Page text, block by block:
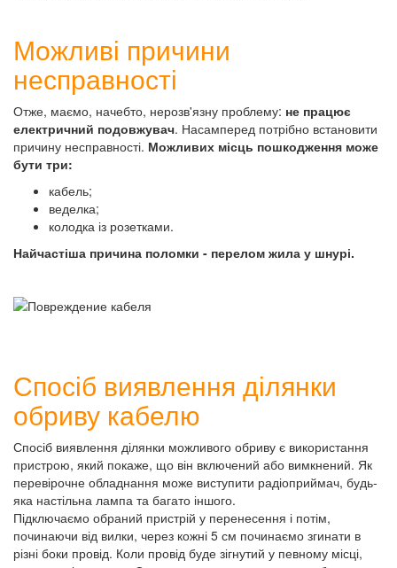
Можливі причини
несправності
Отже, маємо, начебто, нерозв'язну проблему: не працює
електричний подовжувач. Насамперед потрібно встановити
причину несправності. Можливих місць пошкодження може
бути три:
кабель;
веделка;
колодка із розетками.
Найчастіша причина поломки - перелом жила у шнурі.
Спосіб виявлення ділянки
обриву кабелю
Спосіб виявлення ділянки можливого обриву є використання
пристрою, який покаже, що він включений або вимкнений. Як
перевірочне обладнання може виступити радіоприймач, будь-
яка настільна лампа та багато іншого.
Підключаємо обраний пристрій у перенесення і потім,
починаючи від вилки, через кожні 5 см починаємо згинати в
різні боки провід. Коли провід буде зігнутий у певному місці,